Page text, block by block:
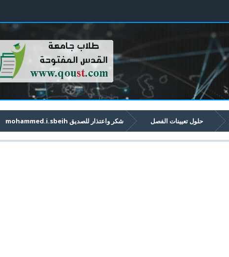
حلول تعيينات الفصل
(1162)
شكر واعتذار للصديق mohammed.i.sbeih